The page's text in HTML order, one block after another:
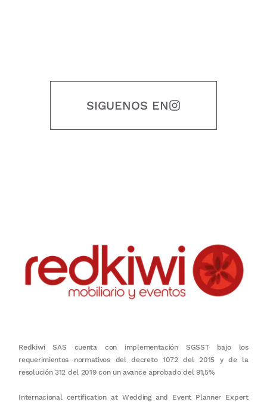
SIGUENOS EN
Redkiwi SAS cuenta con implementación SGSST bajo los
requerimientos normativos del decreto 1072 del 2015 y de la
resolución 312 del 2019 con un avance aprobado del 91,5%
Internacional certification at Wedding and Event Planner Expert